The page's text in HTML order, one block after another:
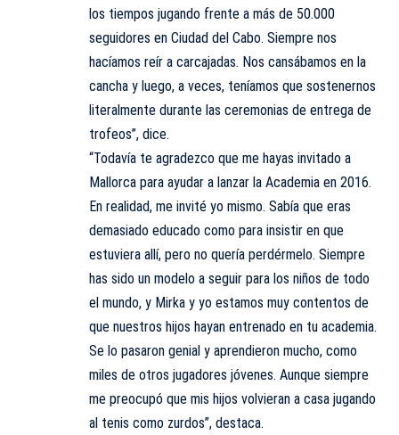
los tiempos jugando frente a más de 50.000
seguidores en Ciudad del Cabo. Siempre nos
hacíamos reír a carcajadas. Nos cansábamos en la
cancha y luego, a veces, teníamos que sostenernos
literalmente durante las ceremonias de entrega de
trofeos”, dice.
“Todavía te agradezco que me hayas invitado a
Mallorca para ayudar a lanzar la Academia en 2016.
En realidad, me invité yo mismo. Sabía que eras
demasiado educado como para insistir en que
estuviera allí, pero no quería perdérmelo. Siempre
has sido un modelo a seguir para los niños de todo
el mundo, y Mirka y yo estamos muy contentos de
que nuestros hijos hayan entrenado en tu academia.
Se lo pasaron genial y aprendieron mucho, como
miles de otros jugadores jóvenes. Aunque siempre
me preocupó que mis hijos volvieran a casa jugando
al tenis como zurdos”, destaca.